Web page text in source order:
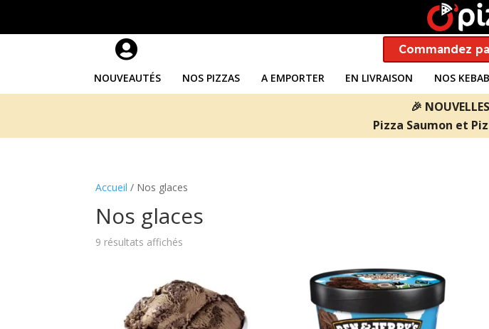
 Commandez
NOUVEAUTÉS NOS PIZZAS A EMPORTER EN LIVRAISON NOS
🎉
Pizza Saumon et
Accueil / Nos glaces
Nos glaces
9 résultats affichés